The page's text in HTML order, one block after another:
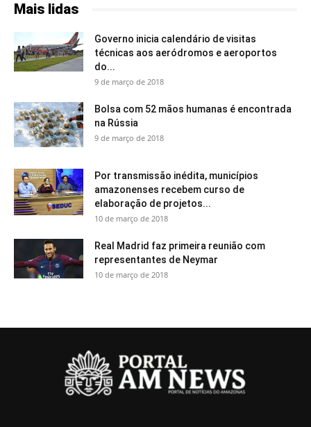
Mais lidas
Governo inicia calendário de visitas
técnicas aos aeródromos e aeroportos
do...
9 de março de 2018
Bolsa com 52 mãos humanas é encontrada
na Rússia
9 de março de 2018
Por transmissão inédita, municípios
amazonenses recebem curso de
elaboração de projetos...
10 de março de 2018
Real Madrid faz primeira reunião com
representantes de Neymar
10 de março de 2018